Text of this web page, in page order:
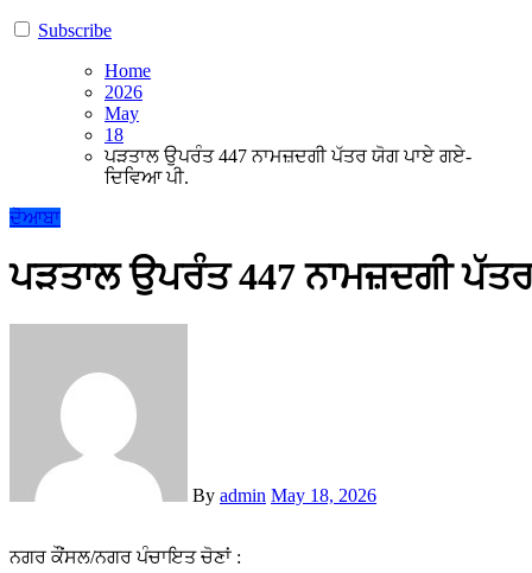
Subscribe
Home
2026
May
18
ਪੜਤਾਲ ਉਪਰੰਤ 447 ਨਾਮਜ਼ਦਗੀ ਪੱਤਰ ਯੋਗ ਪਾਏ ਗਏ-
ਦਿਵਿਆ ਪੀ.
ਦੋਆਬਾ
ਪੜਤਾਲ ਉਪਰੰਤ 447 ਨਾਮਜ਼ਦਗੀ
By admin May 18, 2026
ਨਗਰ ਕੌਂਸਲ/ਨਗਰ ਪੰਚਾਇਤ ਚੋਣਾਂ :